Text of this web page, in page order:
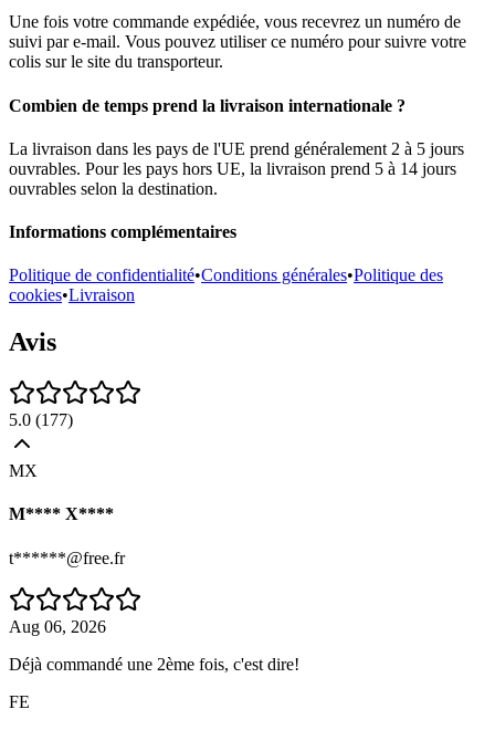
Une fois votre commande expédiée, vous recevrez un numéro de
suivi par e-mail. Vous pouvez utiliser ce numéro pour suivre votre
colis sur le site du transporteur.
Combien de temps prend la livraison internationale ?
La livraison dans les pays de l'UE prend généralement 2 à 5 jours
ouvrables. Pour les pays hors UE, la livraison prend 5 à 14 jours
ouvrables selon la destination.
Informations complémentaires
Politique de confidentialité•Conditions générales•Politique des
cookies•Livraison
Avis
5.0 (177)
MX
M**** X****
t******@free.fr
Aug 06, 2026
Déjà commandé une 2ème fois, c'est dire!
FE